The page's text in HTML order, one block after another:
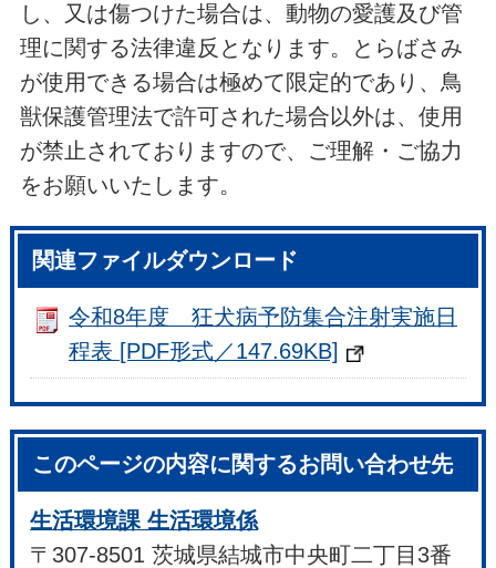
し、又は傷つけた場合は、動物の愛護及び管
理に関する法律違反となります。とらばさみ
が使用できる場合は極めて限定的であり、鳥
獣保護管理法で許可された場合以外は、使用
が禁止されておりますので、ご理解・ご協力
をお願いいたします。
関連ファイルダウンロード
令和8年度 狂犬病予防集合注射実施日
程表 [PDF形式／147.69KB]
このページの内容に関するお問い合わせ先
生活環境課 生活環境係
〒307-8501 茨城県結城市中央町二丁目3番